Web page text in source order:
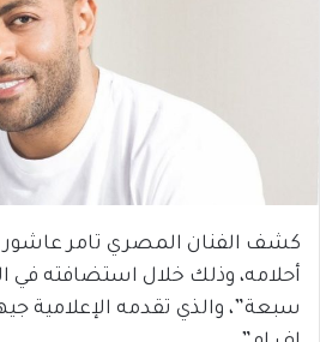
كشف الفنان المصري تامر
أحلامه، وذلك خلال استضافته في
سبعة”، والذي تقدمه الإعلامية